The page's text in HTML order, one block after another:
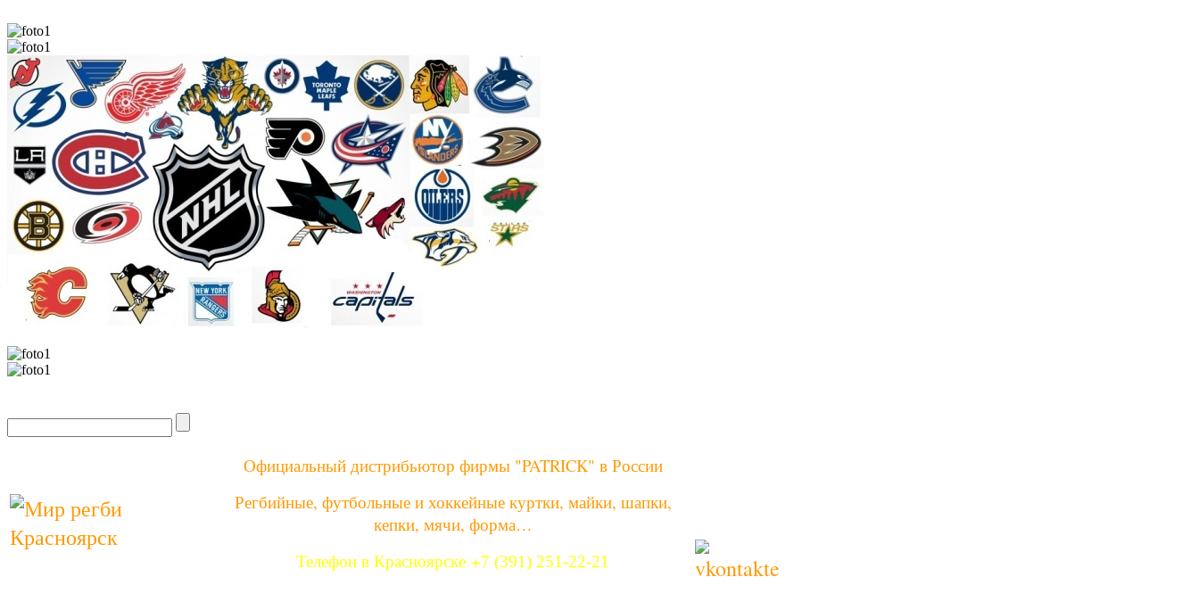
Официальный дистрибьютор фирмы "PATRICK" в России
Регбийные, футбольные и хоккейные куртки, майки, шапки,
кепки, мячи, форма…
Телефон в Красноярске +7 (391) 251-22-21